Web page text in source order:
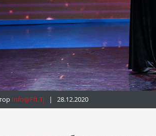
Info@fft.tj | 28.12.2020